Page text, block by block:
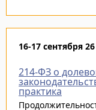
16-17 сентября
214-ФЗ о
практика